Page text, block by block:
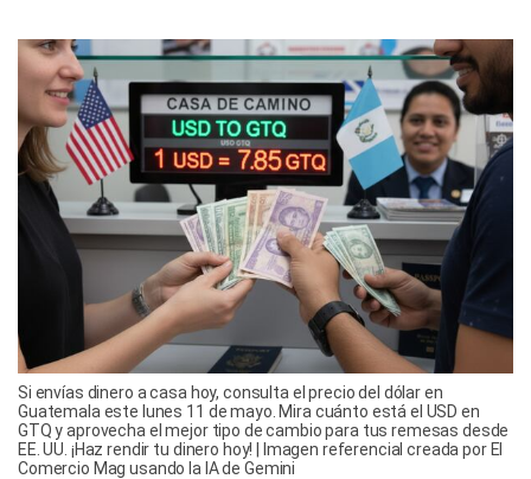
Si envías dinero a casa hoy, consulta el precio del dólar en
Guatemala este lunes 11 de mayo. Mira cuánto está el USD en
GTQ y aprovecha el mejor tipo de cambio para tus remesas desde
EE. UU. ¡Haz rendir tu dinero hoy! | Imagen referencial creada por El
Comercio Mag usando la IA de Gemini